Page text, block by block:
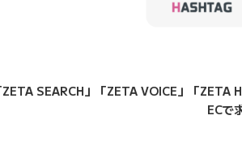
ZETA SEARCH」「ZETA VOICE」「ZETA
ECで